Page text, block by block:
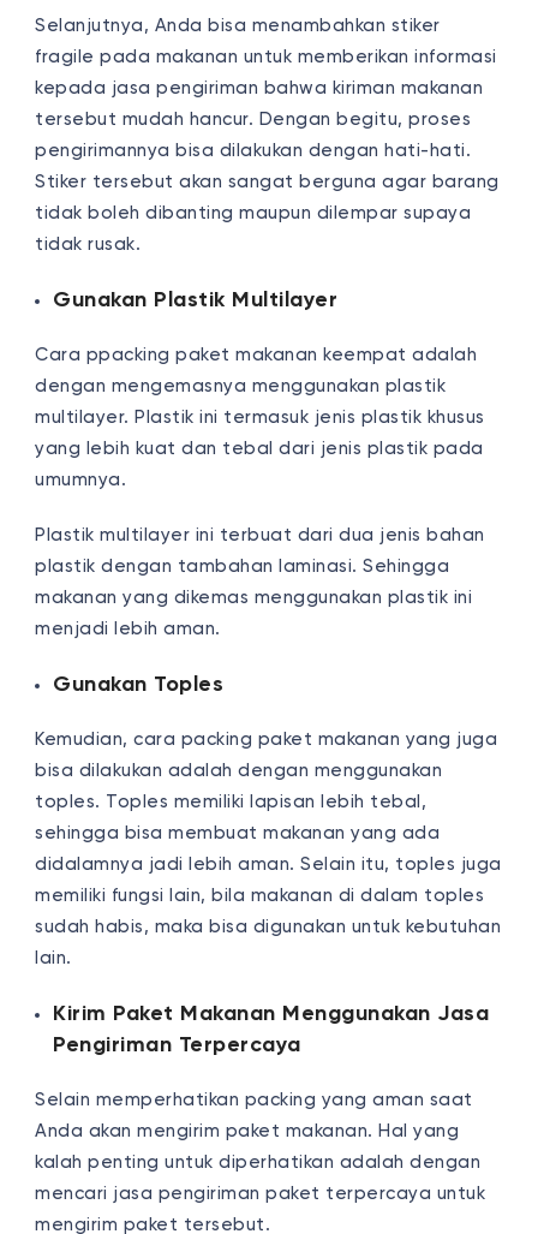
Selanjutnya, Anda bisa menambahkan stiker
fragile pada makanan untuk memberikan informasi
kepada jasa pengiriman bahwa kiriman makanan
tersebut mudah hancur. Dengan begitu, proses
pengirimannya bisa dilakukan dengan hati-hati.
Stiker tersebut akan sangat berguna agar barang
tidak boleh dibanting maupun dilempar supaya
tidak rusak.
Gunakan Plastik Multilayer
Cara ppacking paket makanan keempat adalah
dengan mengemasnya menggunakan plastik
multilayer. Plastik ini termasuk jenis plastik khusus
yang lebih kuat dan tebal dari jenis plastik pada
umumnya.
Plastik multilayer ini terbuat dari dua jenis bahan
plastik dengan tambahan laminasi. Sehingga
makanan yang dikemas menggunakan plastik ini
menjadi lebih aman.
Gunakan Toples
Kemudian, cara packing paket makanan yang juga
bisa dilakukan adalah dengan menggunakan
toples. Toples memiliki lapisan lebih tebal,
sehingga bisa membuat makanan yang ada
didalamnya jadi lebih aman. Selain itu, toples juga
memiliki fungsi lain, bila makanan di dalam toples
sudah habis, maka bisa digunakan untuk kebutuhan
lain.
Kirim Paket Makanan Menggunakan Jasa
Pengiriman Terpercaya
Selain memperhatikan packing yang aman saat
Anda akan mengirim paket makanan. Hal yang
kalah penting untuk diperhatikan adalah dengan
mencari jasa pengiriman paket terpercaya untuk
mengirim paket tersebut.